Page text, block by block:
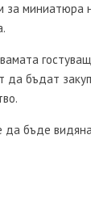
за миниатюра
да бъдат
да бъде